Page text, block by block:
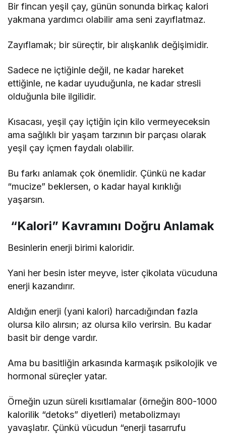
Bir fincan yeşil çay, günün sonunda birkaç kalori
yakmana yardımcı olabilir ama seni zayıflatmaz.
Zayıflamak; bir süreçtir, bir alışkanlık değişimidir.
Sadece ne içtiğinle değil, ne kadar hareket
ettiğinle, ne kadar uyuduğunla, ne kadar stresli
olduğunla bile ilgilidir.
Kısacası, yeşil çay içtiğin için kilo vermeyeceksin
ama sağlıklı bir yaşam tarzının bir parçası olarak
yeşil çay içmen faydalı olabilir.
Bu farkı anlamak çok önemlidir. Çünkü ne kadar
“mucize” beklersen, o kadar hayal kırıklığı
yaşarsın.
“Kalori” Kavramını Doğru Anlamak
Besinlerin enerji birimi kaloridir.
Yani her besin ister meyve, ister çikolata vücuduna
enerji kazandırır.
Aldığın enerji (yani kalori) harcadığından fazla
olursa kilo alırsın; az olursa kilo verirsin. Bu kadar
basit bir denge vardır.
Ama bu basitliğin arkasında karmaşık psikolojik ve
hormonal süreçler yatar.
Örneğin uzun süreli kısıtlamalar (örneğin 800-1000
kalorilik “detoks” diyetleri) metabolizmayı
yavaşlatır. Çünkü vücudun “enerji tasarrufu